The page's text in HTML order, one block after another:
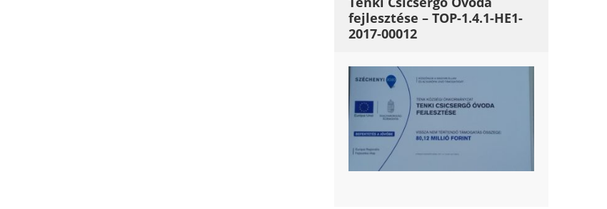
fejlesztése – TOP-1.4.1-HE1-
2017-00012